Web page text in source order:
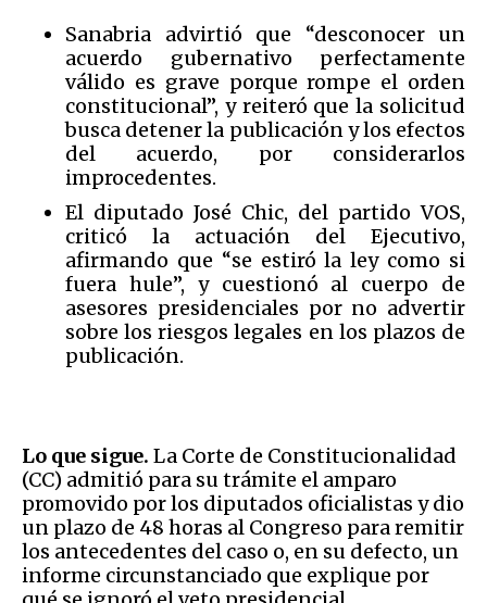
Sanabria advirtió que “desconocer un
acuerdo gubernativo perfectamente
válido es grave porque rompe el orden
constitucional”, y reiteró que la solicitud
busca detener la publicación y los efectos
del acuerdo, por considerarlos
improcedentes.
El diputado José Chic, del partido VOS,
criticó la actuación del Ejecutivo,
afirmando que “se estiró la ley como si
fuera hule”, y cuestionó al cuerpo de
asesores presidenciales por no advertir
sobre los riesgos legales en los plazos de
publicación.
Lo que sigue. La Corte de Constitucionalidad
(CC) admitió para su trámite el amparo
promovido por los diputados oficialistas y dio
un plazo de 48 horas al Congreso para remitir
los antecedentes del caso o, en su defecto, un
informe circunstanciado que explique por